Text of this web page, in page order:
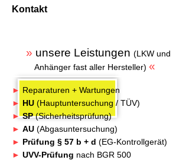
Kontakt
» unsere Leistungen (LKW und
Anhänger fast aller Hersteller) «
► Reparaturen + Wartungen
► HU (Hauptuntersuchung / TÜV)
►SP(Sicherheitsprüfung)
► AU (Abgasuntersuchung)
► Prüfung § 57 b + d (EG-Kontrollgerät)
► UVV-Prüfung nach BGR 500